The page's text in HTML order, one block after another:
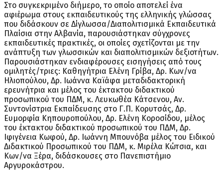
Στο συγκεκριμένο διήμερο, το οποίο αποτελεί ένα
αφιέρωμα στους εκπαιδευτικούς της ελληνικής γλώσσας
που διδάσκουν σε Δίγλωσσα/Διαπολιτισμικά Εκπαιδευτικά
Πλαίσια στην Αλβανία, παρουσιάστηκαν σύγχρονες
εκπαιδευτικές πρακτικές, οι οποίες σχετίζονται με την
ανάπτυξη των γλωσσικών και διαπολιτισμικών δεξιοτήτων.
Παρουσιάστηκαν ενδιαφέρουσες εισηγήσεις από τους
ομιλητές/τριες: Καθηγήτρια Ελένη Γρίβα, Δρ. Κων/να
Ηλιοπούλου, Δρ. Ιωάννα Καϊάφα μεταδιδακτορική
ερευνήτρια και μέλος του έκτακτου διδακτικού
προσωπικού του ΠΔΜ, κ. Λευκωθέα Κάτσενου, Αν.
Συντονίστρια Εκπαίδευσης στο Γ.Π. Κορυτσάς, Δρ.
Ευμορφία Κηπουροπούλου, Δρ. Ελένη Κοροσίδου, μέλος
του έκτακτου διδακτικού προσωπικού του ΠΔΜ, Δρ.
Ιφιγένεια Κωφού, Δρ. Ιωάννη Μπουνόβα μέλος του Ειδικού
Διδακτικού Προσωπικού του ΠΔΜ, κ. Μιρέλα Κώτσια, και
Κων/να Ξέρα, διδάσκουσες στο Πανεπιστήμιο
Αργυροκάστρου.